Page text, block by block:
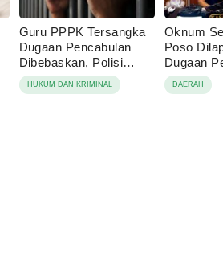
Guru PPPK Tersangka
Dugaan Pencabulan
Dibebaskan, Polisi
Sebut Laporan Dicabut
Keluarga Korban
HUKUM DAN KRIMINAL
Oknum
Poso
Dugaan
Anak
DAERAH